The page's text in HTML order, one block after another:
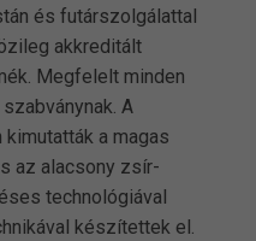
és futárszolgálattal
akkreditált
Megfelelt minden
A
a magas
az alacsony zsír-
technológiával
készítettek el.